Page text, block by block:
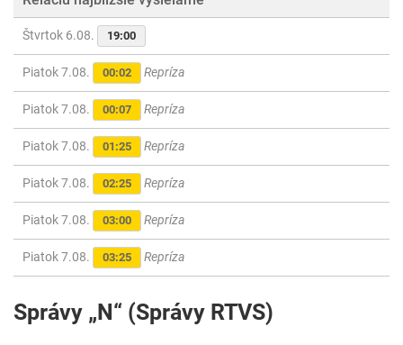
Štvrtok 6.08. 19:00
Piatok 7.08. 00:02 Repríza
Piatok 7.08. 00:07 Repríza
Piatok 7.08. 01:25 Repríza
Piatok 7.08. 02:25 Repríza
Piatok 7.08. 03:00 Repríza
Piatok 7.08. 03:25 Repríza
Správy „N“ (Správy RTVS)